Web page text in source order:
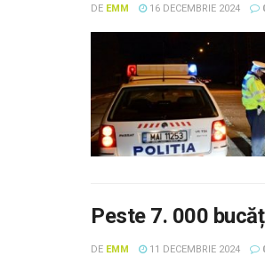
DE EMM 16 DECEMBRIE 2024
Peste 7. 000
DE EMM 11 DECEMBRIE 2024